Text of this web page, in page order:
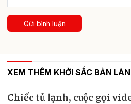
Gửi bình luận
XEM THÊM KHỞI SẮC BẢN
Chiếc tủ lạnh, cuộc gọi